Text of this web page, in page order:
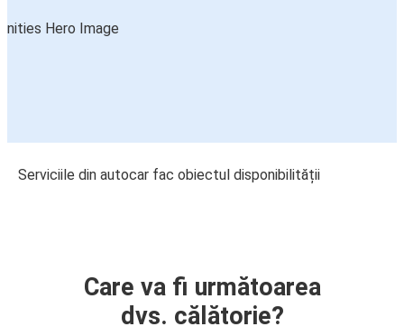
Serviciile din autocar fac obiectul disponibilității
Care va fi următoarea
dvs. călătorie?